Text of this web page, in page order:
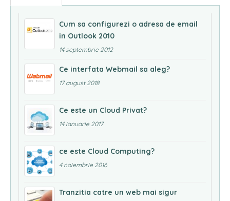
Cum sa configurezi o adresa de email
in Outlook 2010
14 septembrie 2012
Ce interfata Webmail sa aleg?
17 august 2018
Ce este un Cloud Privat?
14 ianuarie 2017
ce este Cloud Computing?
4 noiembrie 2016
Tranzitia catre un web mai sigur